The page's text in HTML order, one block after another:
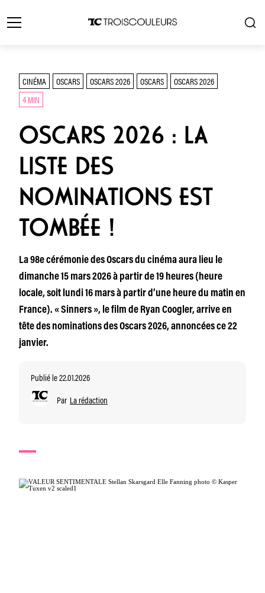
CINÉMA OSCARS OSCARS 2026 OSCARS
OSCARS 2026
4 MIN
OSCARS 2026 : LA
LISTE DES
NOMINATIONS EST
TOMBÉE !
La 98e cérémonie des Oscars du cinéma aura lieu le
dimanche 15 mars 2026 à partir de 19 heures (heure
locale, soit lundi 16 mars à partir d’une heure du matin en
France). « Sinners », le film de Ryan Coogler, arrive en
tête des nominations des Oscars 2026, annoncées ce 22
janvier.
Publié le 22.01.2026
Par La rédaction